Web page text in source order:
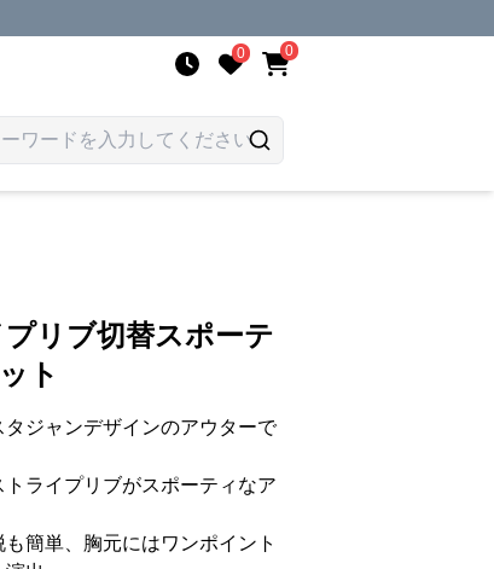
0 0
リブ切替スポーテ
ト
ジャンデザインのアウターで
ライプリブがスポーティなア
簡単、胸元にはワンポイント